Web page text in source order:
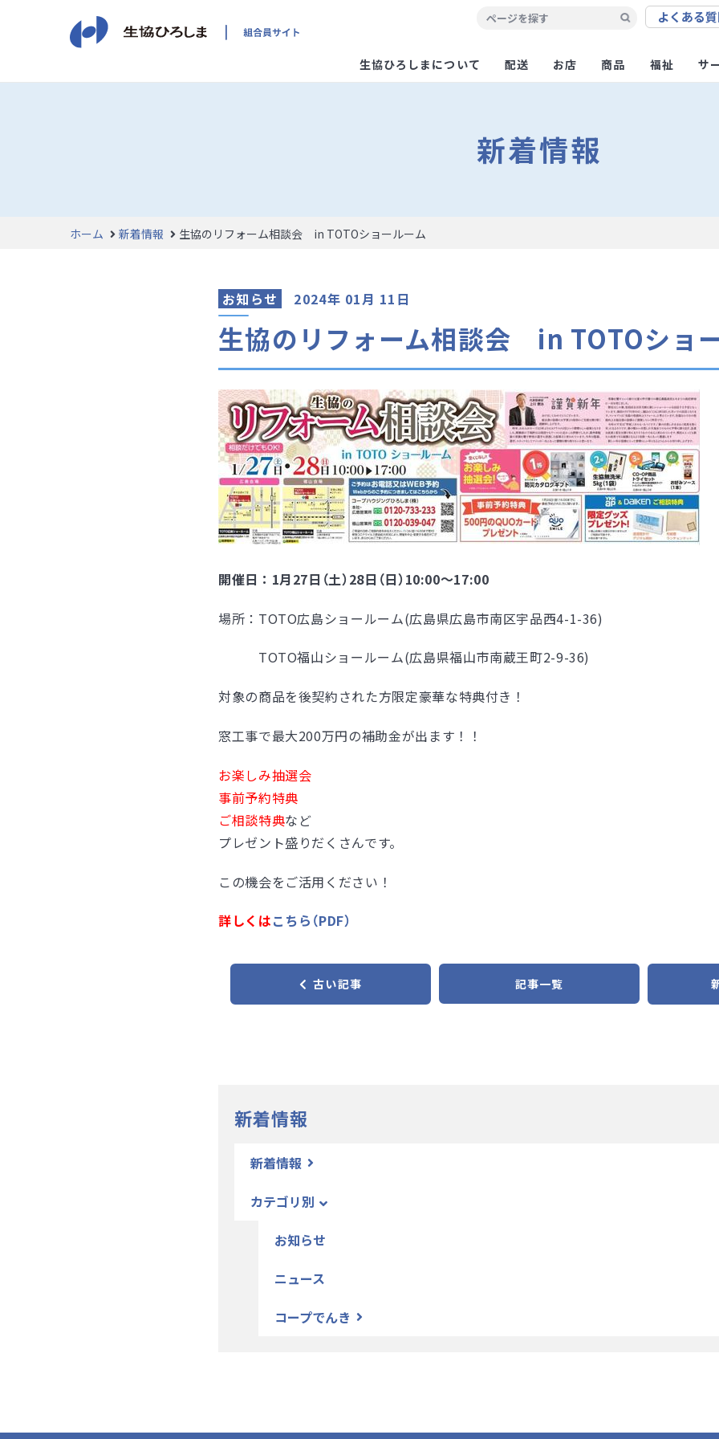
よくある
生協ひろしまについて 配送 お店 商品 福祉 サ
新着情報
ホーム 新着情報 生協のリフォーム相談会 in TOTOショールーム
お知らせ 2024年 01月 11日
生協のリフォーム相談会 in TOTOショ
開催日：1月27日（土）28日（日）10:00〜17:00
場所：TOTO広島ショールーム(広島県広島市南区宇品西4-1-36)
TOTO福山ショールーム(広島県福山市南蔵王町2-9-36)
対象の商品を後契約された方限定豪華な特典付き！
窓工事で最大200万円の補助金が出ます！！
お楽しみ抽選会
事前予約特典
ご相談特典など
プレゼント盛りだくさんです。
この機会をご活用ください！
詳しくはこちら（PDF）
古い記事 記事一覧
新着情報
新着情報
カテゴリ別
お知らせ
ニュース
コープでんき